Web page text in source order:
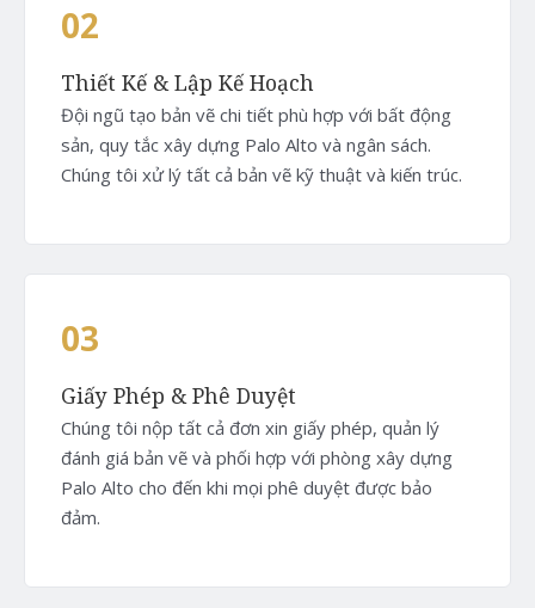
02
Thiết Kế & Lập Kế Hoạch
Đội ngũ tạo bản vẽ chi tiết phù hợp với bất động
sản, quy tắc xây dựng Palo Alto và ngân sách.
Chúng tôi xử lý tất cả bản vẽ kỹ thuật và kiến trúc.
03
Giấy Phép & Phê Duyệt
Chúng tôi nộp tất cả đơn xin giấy phép, quản lý
đánh giá bản vẽ và phối hợp với phòng xây dựng
Palo Alto cho đến khi mọi phê duyệt được bảo
đảm.